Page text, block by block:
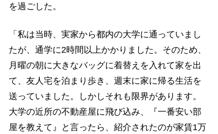
を過ごした。
「私は当時、実家から都内の大学に通っていまし
たが、通学に2時間以上かかりました。そのため、
月曜の朝に大きなバッグに着替えを入れて家を出
て、友人宅を泊まり歩き、週末に家に帰る生活を
送っていました。しかしそれも限界があります。
大学の近所の不動産屋に飛び込み、『一番安い部
屋を教えて』と言ったら、紹介されたのが家賃1万